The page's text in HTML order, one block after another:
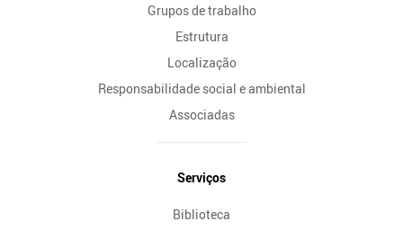
Grupos de trabalho
Estrutura
Localização
Responsabilidade social e ambiental
Associadas
Serviços
Biblioteca